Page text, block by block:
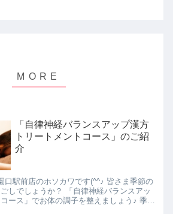
「自律神経バランスアップ漢方
トリートメントコース」のご紹
介
口駅前店のホソカワです(^^♪ 皆さま季節の
しでしょうか？ 「自律神経バランスアッ
ース」でお体の調子を整えましょう♪ 季節